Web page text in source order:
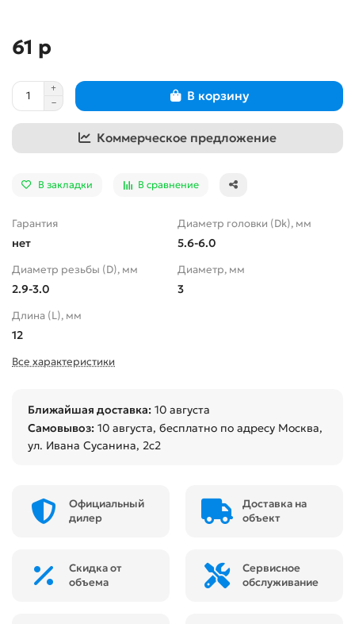
61 р
В корзину
Коммерческое предложение
В закладки В сравнение
Гарантия
нет
Диаметр головки (Dk), мм
5.6-6.0
Диаметр резьбы (D), мм
2.9-3.0
Диаметр, мм
3
Длина (L), мм
12
Все характеристики
Ближайшая доставка: 10 августа
Самовывоз: 10 августа, бесплатно по адресу Москва,
ул. Ивана Сусанина, 2с2
Официальный
дилер
Доставка на
объект
Скидка от
объема
Сервисное
обслуживание